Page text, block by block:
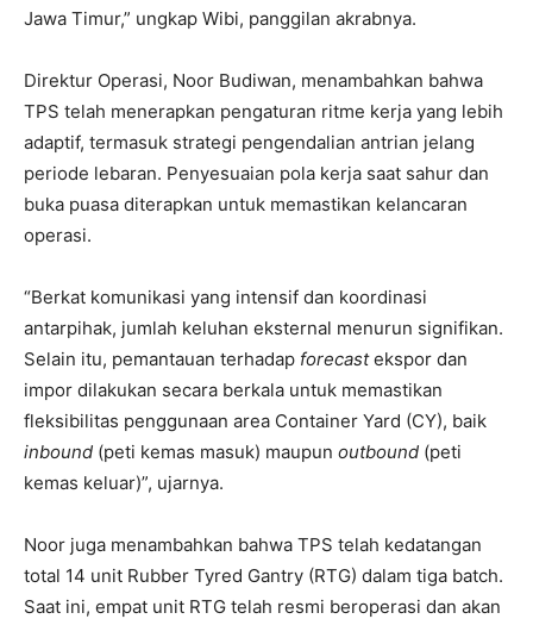
Jawa Timur,” ungkap Wibi, panggilan akrabnya.
Direktur Operasi, Noor Budiwan, menambahkan bahwa
TPS telah menerapkan pengaturan ritme kerja yang lebih
adaptif, termasuk strategi pengendalian antrian jelang
periode lebaran. Penyesuaian pola kerja saat sahur dan
buka puasa diterapkan untuk memastikan kelancaran
operasi.
“Berkat komunikasi yang intensif dan koordinasi
antarpihak, jumlah keluhan eksternal menurun signifikan.
Selain itu, pemantauan terhadap forecastekspor dan
impor dilakukan secara berkala untuk memastikan
fleksibilitas penggunaan area Container Yard (CY), baik
inbound (peti kemas masuk) maupun outbound (peti
kemas keluar)”, ujarnya.
Noor juga menambahkan bahwa TPS telah kedatangan
total 14 unit Rubber Tyred Gantry (RTG) dalam tiga batch.
Saat ini, empat unit RTG telah resmi beroperasi dan akan